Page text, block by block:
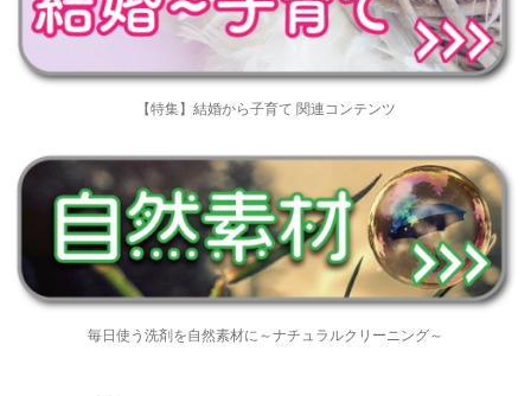
【特集】結婚から子育て 関連コンテンツ
毎日使う洗剤を自然素材に～ナチュラルクリーニング～